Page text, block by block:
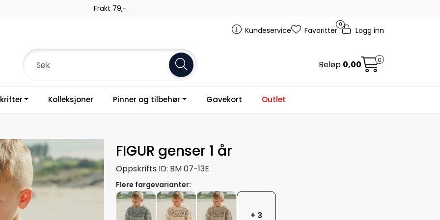
Frakt 79,-
Kundeservice
0
Favoritter Logg inn
Beløp 0,00 0
Kolleksjoner Pinner og tilbehør Gavekort Outlet
FIGUR genser 1 år
Oppskrifts ID: BM 07-13E
Flere fargevarianter:
+ 3